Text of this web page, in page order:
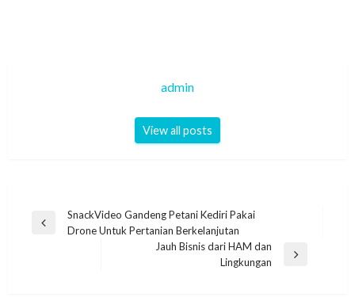
admin
View all posts
Navigasi
Previous
SnackVideo Gandeng Petani Kediri Pakai
Drone Untuk Pertanian Berkelanjutan
Jauh Bisnis dari HAM dan
Lingkungan